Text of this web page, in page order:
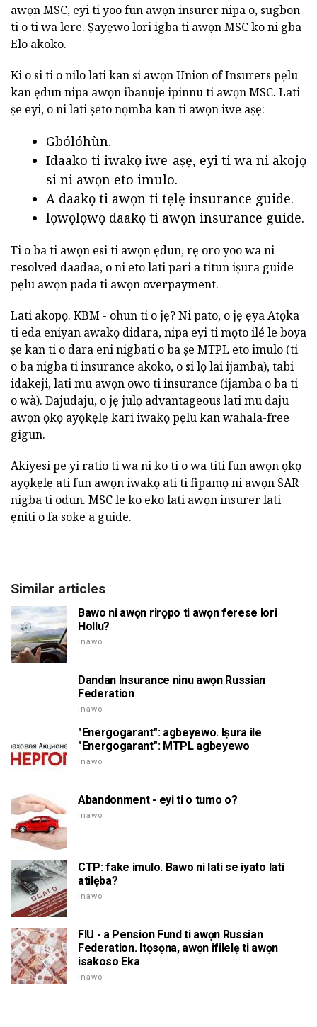
awọn MSC, eyi ti yoo fun awọn insurer nipa o, sugbon
ti o ti wa lere. Ṣayẹwo lori igba ti awọn MSC ko ni gba
Elo akoko.
Ki o si ti o nilo lati kan si awọn Union of Insurers pẹlu
kan ẹdun nipa awọn ibanuje ipinnu ti awọn MSC. Lati
ṣe eyi, o ni lati ṣeto nọmba kan ti awọn iwe aṣẹ:
Gbólóhùn.
Idaako ti iwakọ iwe-aṣẹ, eyi ti wa ni akojọ
si ni awọn eto imulo.
A daakọ ti awọn ti tẹlẹ insurance guide.
lọwọlọwọ daakọ ti awọn insurance guide.
Ti o ba ti awọn esi ti awọn ẹdun, rẹ oro yoo wa ni
resolved daadaa, o ni eto lati pari a titun iṣura guide
pẹlu awọn pada ti awọn overpayment.
Lati akopọ. KBM - ohun ti o jẹ? Ni pato, o jẹ ẹya Atọka
ti eda eniyan awakọ didara, nipa eyi ti mọto ilé le boya
ṣe kan ti o dara eni nigbati o ba ṣe MTPL eto imulo (ti
o ba nigba ti insurance akoko, o si lọ lai ijamba), tabi
idakeji, lati mu awọn owo ti insurance (ijamba o ba ti
o wà). Dajudaju, o jẹ julọ advantageous lati mu daju
awọn ọkọ ayọkẹlẹ kari iwakọ pẹlu kan wahala-free
gigun.
Akiyesi pe yi ratio ti wa ni ko ti o wa titi fun awọn ọkọ
ayọkẹlẹ ati fun awọn iwakọ ati ti fipamọ ni awọn SAR
nigba ti odun. MSC le ko eko lati awọn insurer lati
ẹniti o fa soke a guide.
Similar articles
Bawo ni awọn rirọpo ti awọn ferese lori
Hollu?
Inawo
Dandan Insurance ninu awọn Russian
Federation
Inawo
"Energogarant": agbeyewo. Iṣura ile
"Energogarant": MTPL agbeyewo
Inawo
Abandonment - eyi ti o tumo o?
Inawo
CTP: fake imulo. Bawo ni lati se iyato lati
atilẹba?
Inawo
FIU - a Pension Fund ti awọn Russian
Federation. Itọsọna, awọn ifilelẹ ti awọn
isakoso Eka
Inawo